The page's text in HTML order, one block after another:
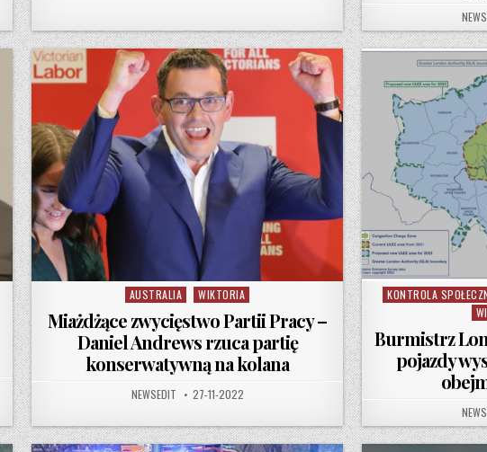
Posted in
AUSTRALIA WIKTORIA
Miażdżące zwycięstwo Partii Pracy –
Daniel Andrews rzuca partię
konserwatywną na kolana
AUTHOR:
NEWSEDIT PUBLISHED DATE:
27-11-2022
Posted in
KONTROLA
Burmistrz
pojazdy